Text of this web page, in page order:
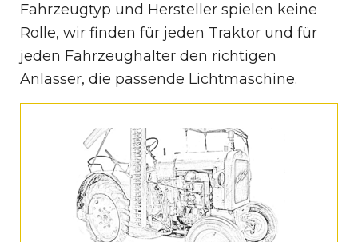
Fahrzeugtyp und Hersteller spielen keine
Rolle, wir finden für jeden Traktor und für
jeden Fahrzeughalter den richtigen
Anlasser, die passende Lichtmaschine.